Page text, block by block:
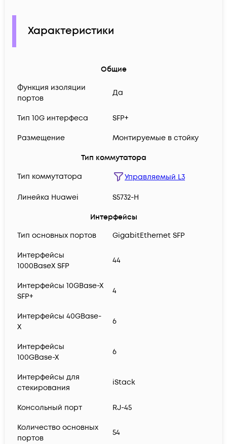
Характеристики
Общие
Функция изоляции
портов
Да
Тип 10G интерфеса SFP+
Размещение Монтируемые в стойку
Тип коммутатора
Тип коммутатора
Управляемый L3
Линейка Huawei S5732-H
Интерфейсы
Тип основных портов
GigabitEthernet SFP
Интерфейсы
1000BaseX SFP
44
Интерфейсы 10GBase-X
SFP+
4
Интерфейсы 40GBase-
X
6
Интерфейсы
100GBase-X
6
Интерфейсы для
стекирования
iStack
Консольный порт RJ-45
Количество основных
портов
54